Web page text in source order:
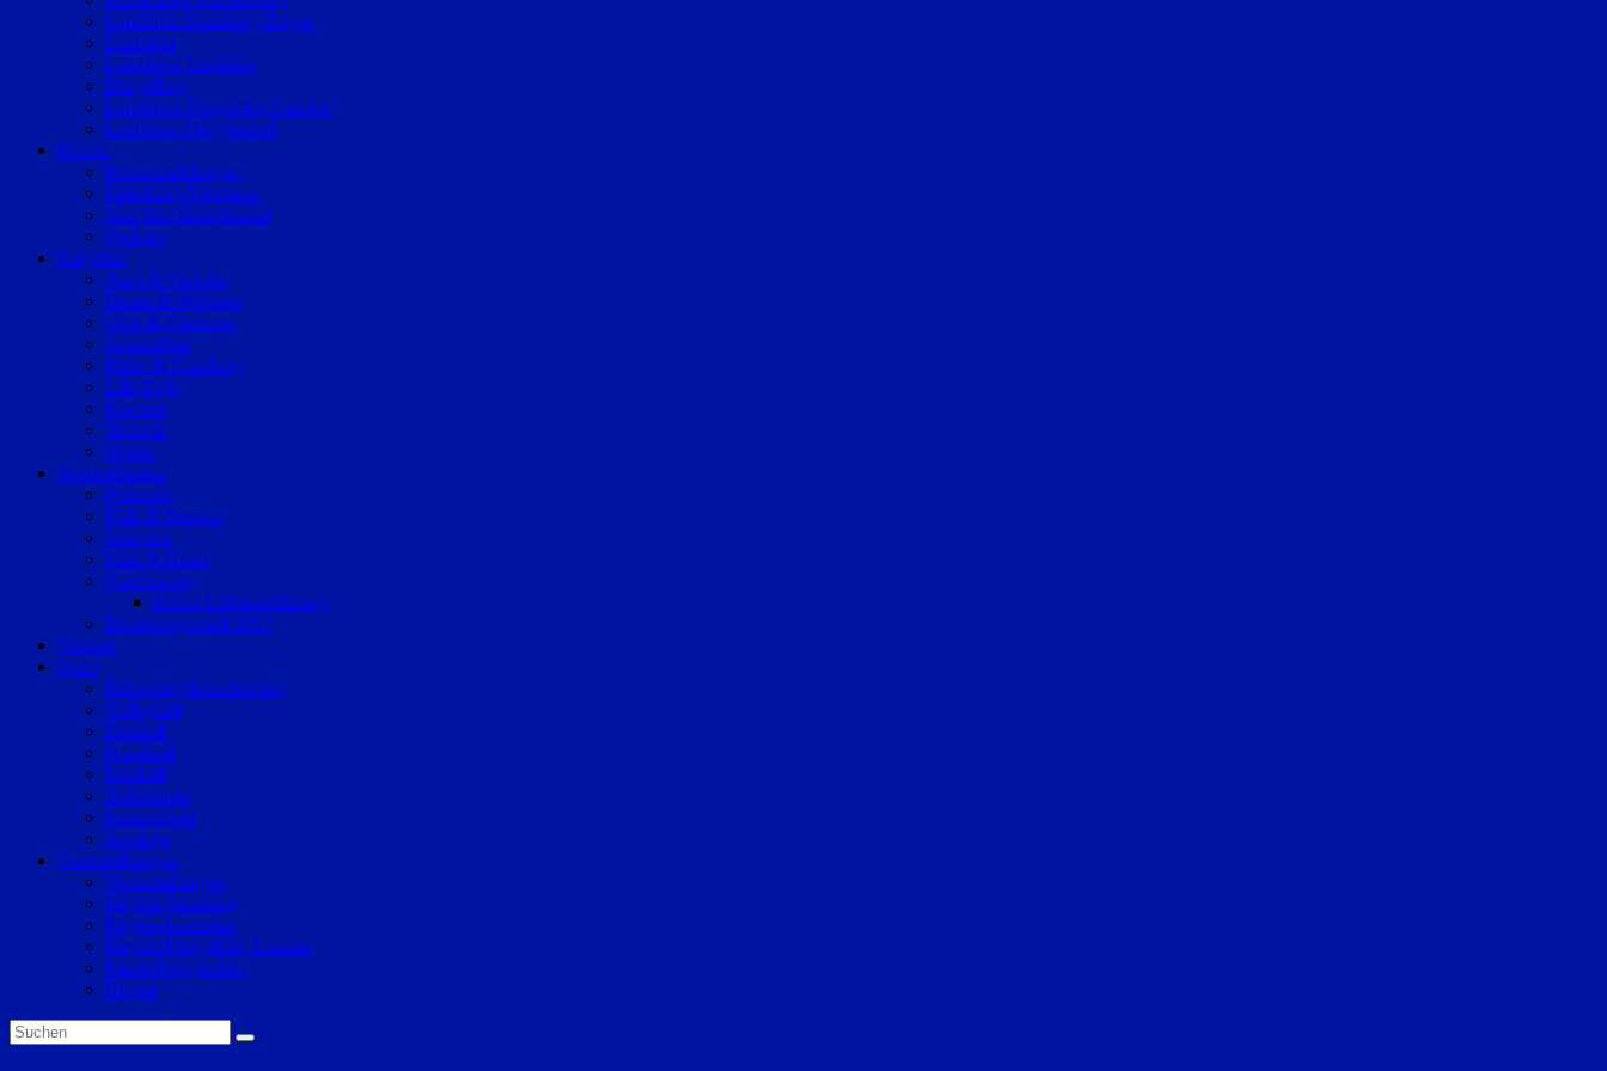
Landkreis Straubing-Bogen
Landshut
Landkreis Landshut
Dingolfing
Landkreis Dingolfing-Landau
Landkreis Deggendorf
Polizei
Polizeimeldungen
Fahndung/Vermisste
Aus dem Gerichtssaal
Verkehr
Ratgeber
Auto & Verkehr
Bauen & Wohnen
Geld & Finanzen
Gesundheit
Reise & Erholung
Life-Style
Karriere
Technik
Wetter
Sonderthemen
Podcasts
Kids & Teenies
Senioren
Katz & Hund
Valentinstag
Meine Liebeserklärung
Bundestagswahl 2017
Vereine
Sport
Eishockey/Inlinehockey
Volleyball
Fussball
Handball
Football
Trabrennen
Kampfsport
Sonstige
Veranstaltungen
Veranstaltungen
Region Straubing
Region Landshut
Region Dingolfing-Landau
Raum Deggendorf
Bluval